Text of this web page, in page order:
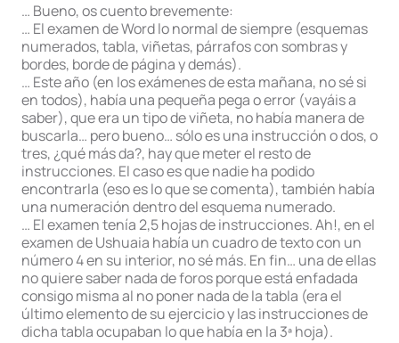
… Bueno, os cuento brevemente:
… El examen de Word lo normal de siempre (esquemas
numerados, tabla, viñetas, párrafos con sombras y
bordes, borde de página y demás).
… Este año (en los exámenes de esta mañana, no sé si
en todos), había una pequeña pega o error (vayáis a
saber), que era un tipo de viñeta, no había manera de
buscarla… pero bueno… sólo es una instrucción o dos, o
tres, ¿qué más da?, hay que meter el resto de
instrucciones. El caso es que nadie ha podido
encontrarla (eso es lo que se comenta), también había
una numeración dentro del esquema numerado.
… El examen tenía 2,5 hojas de instrucciones. Ah!, en el
examen de Ushuaia había un cuadro de texto con un
número 4 en su interior, no sé más. En fin… una de ellas
no quiere saber nada de foros porque está enfadada
consigo misma al no poner nada de la tabla (era el
último elemento de su ejercicio y las instrucciones de
dicha tabla ocupaban lo que había en la 3ª hoja).